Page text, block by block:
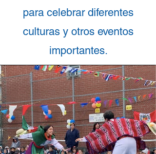
para celebrar diferentes
culturas y otros eventos
importantes.